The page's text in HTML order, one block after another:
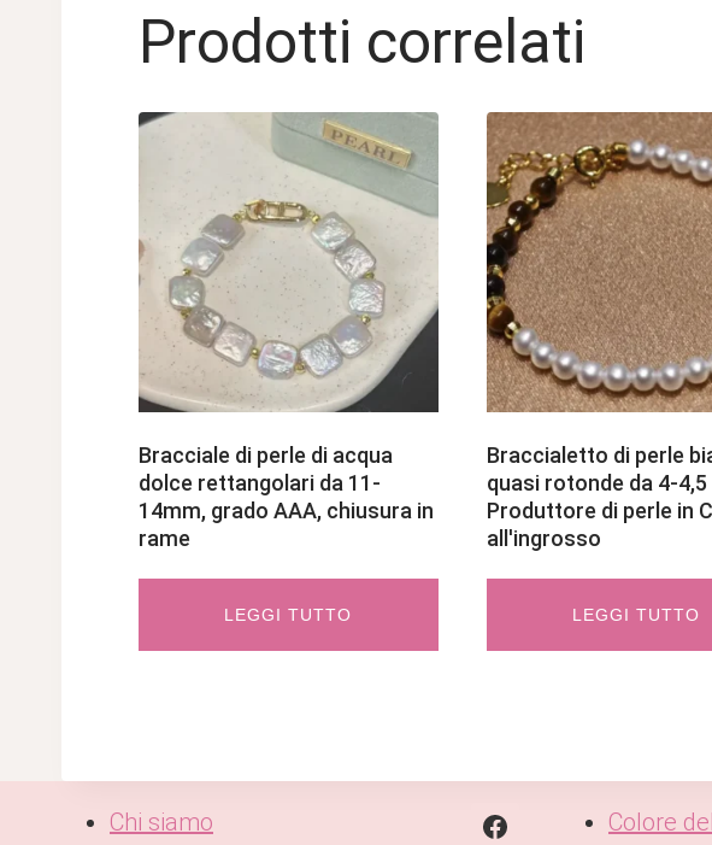
Prodotti correlati
Bracciale di perle di acqua
dolce rettangolari da 11-
14mm, grado AAA, chiusura in
rame
LEGGI TUTTO
Braccialetto di perle
quasi rotonde da 4-4,5
Produttore di perle in
all'ingrosso
LEGGI TUTTO
Chi siamo
Colore